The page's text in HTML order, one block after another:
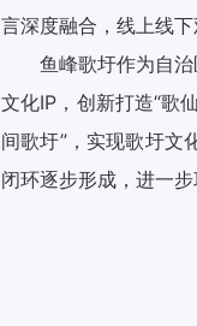
言深度融合，线上线
鱼峰歌圩作为自
文化IP，创新打造“歌
间歌圩”，实现歌圩文
闭环逐步形成，进一